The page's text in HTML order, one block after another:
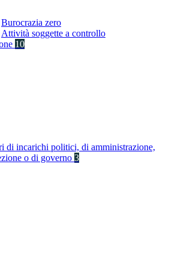
Burocrazia zero
Attività soggette a controllo
10
di incarichi politici, di amministrazione,
o di governo 3